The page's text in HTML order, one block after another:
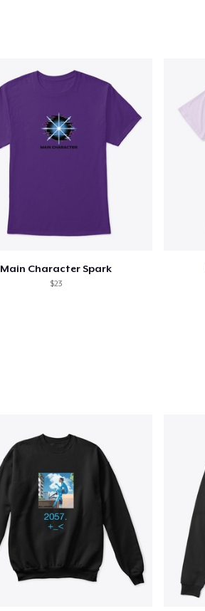
Main Character Spark
$23